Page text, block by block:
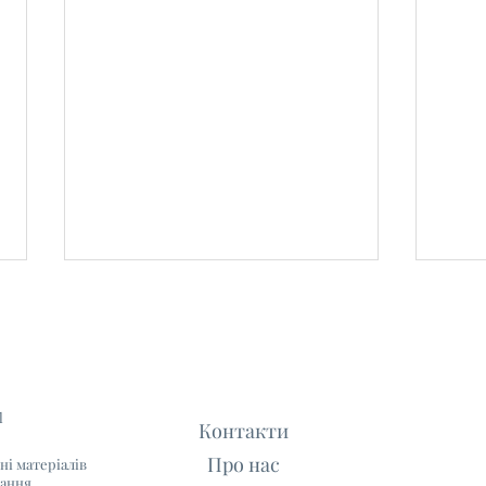
Як написати листа
матеріалів
Контакти
Про нас